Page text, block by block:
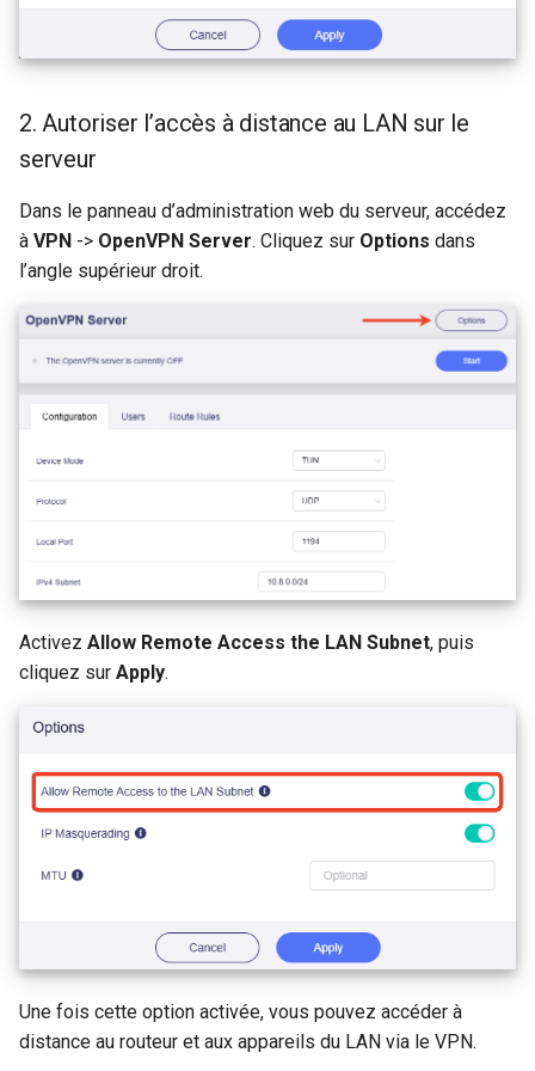
GL-S1300 (Convexa-S)
GL-MV1000 (Brume)
2. Autoriser l’accès à distance au LAN sur le
serveur
Dans le panneau d’administration web du serveur, accédez
à VPN -> OpenVPN Server. Cliquez sur Options dans
l’angle supérieur droit.
Activez Allow Remote Access the LAN Subnet, puis
cliquez sur Apply.
Une fois cette option activée, vous pouvez accéder à
distance au routeur et aux appareils du LAN via le VPN.